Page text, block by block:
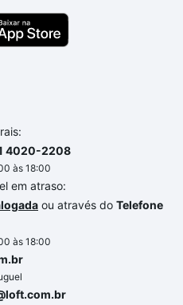
4020-2208
às 18:00
em atraso:
ou através do Telefone
às 18:00